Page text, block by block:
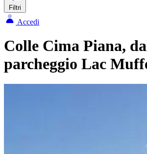
Filtri
Accedi
Colle Cima Piana,
parcheggio Lac